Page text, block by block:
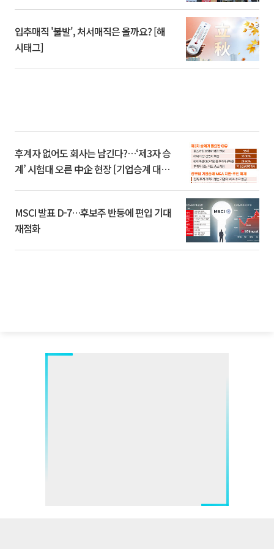
입추매직 '불발', 처서매직은 올까요? [해
시태그]
후계자 없어도 회사는 남긴다?…‘제3자 승
계’ 시험대 오른 中企 현장 [기업승계 대전
MSCI 발표 D-7…후보주 반등에 편입 기대
재점화